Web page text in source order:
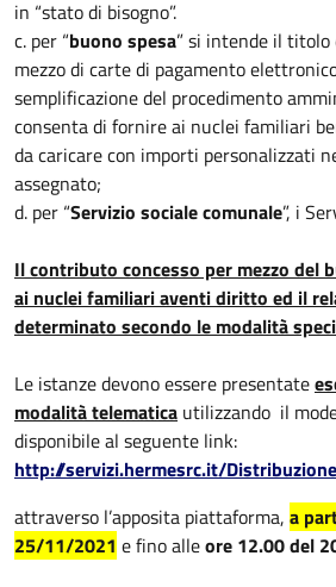
in “stato di bisogno”.
c. per “buono spesa” si intende il
mezzo di carte di pagamento
semplificazione del procedimento
consenta di fornire ai nuclei familiari
da caricare con importi personalizzati
assegnato;
d. per “Servizio sociale comunale”, i
Il contributo concesso per mezzo del
ai nuclei familiari aventi diritto ed il
determinato secondo le modalità
Le istanze devono essere presentate
modalità telematica utilizzando il
disponibile al seguente link:
http://servizi.hermesrc.it/
attraverso l’apposita piattaforma, a
25/11/2021 e fino alleore 12.00 del